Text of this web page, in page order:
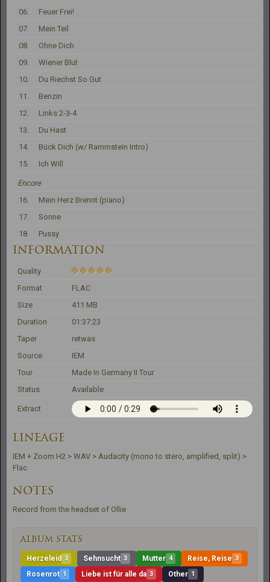
06.
Feuer Frei!
07.
Mein Teil
08.
Ohne Dich
09.
Wiener Blut
10.
Du Riechst So Gut
11.
Benzin
12.
Links 2-3-4
13.
Du Hast
14.
Bück Dich (w/ Rammstein Intro)
15.
Ich Will
Encore
16.
Mein Herz Brennt (piano)
17.
Sonne
18.
Pussy
INFORMATION
Quality
Format
FLAC
Size
411 MB
Duration
01:37:23
Taper
retwas
Source
IEM
Tour
Made In Germany II Tour
Status
Available
Extract
LINEAGE
IEM + Zoom H2 > WAV > Audacity (mono to stero, amplified, split) >
Flac
NOTES
Record from the headset of Ollie
ALBUM STATS
Herzeleid 3 Sehnsucht 3 Mutter 4 Reise, Reise 3
Rosenrot 1 Liebe ist für alle da 3 Other 1